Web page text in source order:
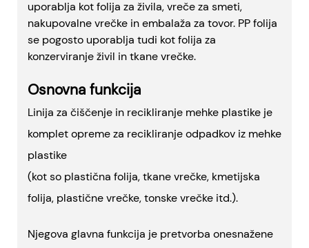
uporablja kot folija za živila, vreče za smeti,
nakupovalne vrečke in embalaža za tovor. PP folija
se pogosto uporablja tudi kot folija za
konzerviranje živil in tkane vrečke.
Osnovna funkcija
Linija za čiščenje in recikliranje mehke plastike je
komplet opreme za recikliranje odpadkov iz mehke
plastike
(kot so plastična folija, tkane vrečke, kmetijska
folija, plastične vrečke, tonske vrečke itd.).
Njegova glavna funkcija je pretvorba onesnažene